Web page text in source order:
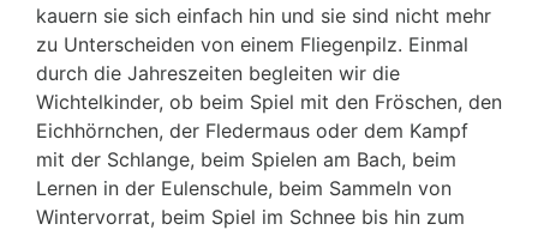
kauern sie sich einfach hin und sie sind nicht mehr
zu Unterscheiden von einem Fliegenpilz. Einmal
durch die Jahreszeiten begleiten wir die
Wichtelkinder, ob beim Spiel mit den Fröschen, den
Eichhörnchen, der Fledermaus oder dem Kampf
mit der Schlange, beim Spielen am Bach, beim
Lernen in der Eulenschule, beim Sammeln von
Wintervorrat, beim Spiel im Schnee bis hin zum